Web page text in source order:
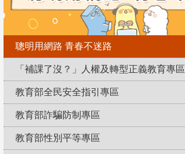
聰明用網路 青春不迷路
「補課了沒？」人權及轉型正義教育專區
教育部全民安全指引專區
教育部詐騙防制專區
教育部性別平等專區